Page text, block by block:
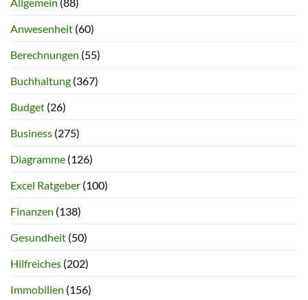
Allgemein (88)
Anwesenheit (60)
Berechnungen (55)
Buchhaltung (367)
Budget (26)
Business (275)
Diagramme (126)
Excel Ratgeber (100)
Finanzen (138)
Gesundheit (50)
Hilfreiches (202)
Immobilien (156)